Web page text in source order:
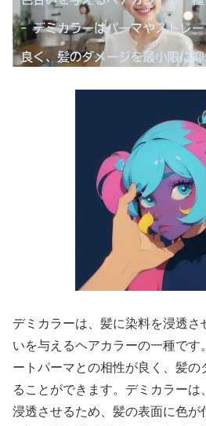
デミカラーは、髪に染料を浸透さ
いを与えるヘアカラーの一種です
ートパーマとの相性が良く、髪の
ることができます。デミカラー
浸透させるため、髪の表面に色が